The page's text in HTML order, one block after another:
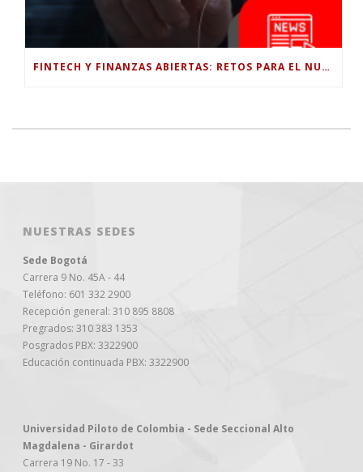
FINTECH Y FINANZAS ABIERTAS: RETOS PARA EL NUEVO GOBIERNO COLOMBIANO
NUESTRAS SEDES
Sede Bogotá
Carrera 9 No. 45A - 44
Teléfono: 601 332 2900
Recepción general: 310 895 8808
Pregrados: 310 383 1353
Posgrados PBX: 3322900
Educación continuada PBX: 3322900
Universidad Piloto de Colombia - Sede Seccional Alto
Magdalena - Girardot
Carrera 19 No. 17 - 33